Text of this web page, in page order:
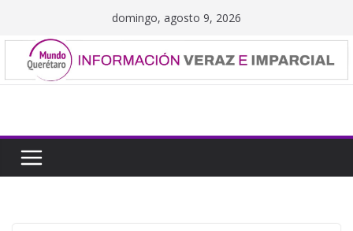
contenido
domingo, agosto 9, 2026